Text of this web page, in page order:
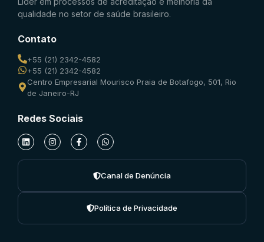
qualidade no setor de saúde brasileiro.
Contato
+55 (21) 2342-4582
+55 (21) 2342-4582
Centro Empresarial Mourisco Praia de Botafogo, 501, Rio
de Janeiro-RJ
Redes Sociais
Canal de Denúncia
Política de Privacidade